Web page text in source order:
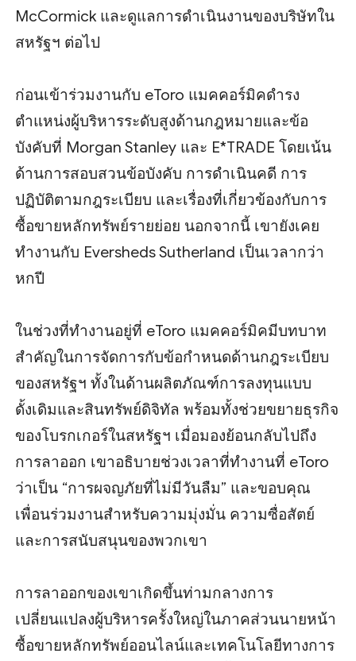
McCormick และดูแลการดำเนินงานของบริษัทใน
สหรัฐฯ ต่อไป
ก่อนเข้าร่วมงานกับ eToro แมคคอร์มิคดำรง
ตำแหน่งผู้บริหารระดับสูงด้านกฎหมายและข้อ
บังคับที่ Morgan Stanley และ E*TRADE โดยเน้น
ด้านการสอบสวนข้อบังคับ การดำเนินคดี การ
ปฏิบัติตามกฎระเบียบ และเรื่องที่เกี่ยวข้องกับการ
ซื้อขายหลักทรัพย์รายย่อย นอกจากนี้ เขายังเคย
ทำงานกับ Eversheds Sutherland เป็นเวลากว่า
หกปี
ในช่วงที่ทำงานอยู่ที่ eToro แมคคอร์มิคมีบทบาท
สำคัญในการจัดการกับข้อกำหนดด้านกฎระเบียบ
ของสหรัฐฯ ทั้งในด้านผลิตภัณฑ์การลงทุนแบบ
ดั้งเดิมและสินทรัพย์ดิจิทัล พร้อมทั้งช่วยขยายธุรกิจ
ของโบรกเกอร์ในสหรัฐฯ เมื่อมองย้อนกลับไปถึง
การลาออก เขาอธิบายช่วงเวลาที่ทำงานที่ eToro
ว่าเป็น “การผจญภัยที่ไม่มีวันลืม” และขอบคุณ
เพื่อนร่วมงานสำหรับความมุ่งมั่น ความซื่อสัตย์
และการสนับสนุนของพวกเขา
การลาออกของเขาเกิดขึ้นท่ามกลางการ
เปลี่ยนแปลงผู้บริหารครั้งใหญ่ในภาคส่วนนายหน้า
ซื้อขายหลักทรัพย์ออนไลน์และเทคโนโลยีทางการ